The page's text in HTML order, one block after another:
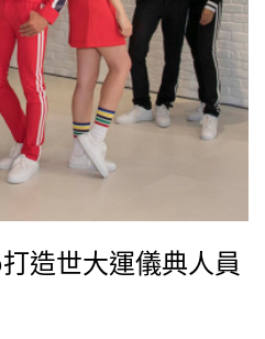
造世大運儀典人員